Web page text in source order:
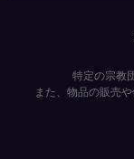
特定の宗教
また、物品の販売